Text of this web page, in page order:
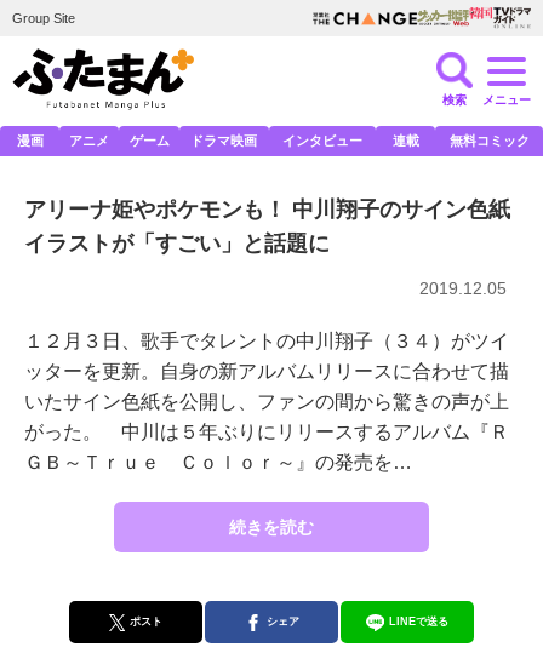
Group Site
検索 メニュー
漫画 アニメ ゲーム ドラマ映画 インタビュー 連載 無料コミック
アリーナ姫やポケモンも！ 中川翔子のサイン色紙
イラストが「すごい」と話題に
2019.12.05
１２月３日、歌手でタレントの中川翔子（３４）がツイ
ッターを更新。自身の新アルバムリリースに合わせて描
いたサイン色紙を公開し、ファンの間から驚きの声が上
がった。 中川は５年ぶりにリリースするアルバム『Ｒ
ＧＢ～Ｔｒｕｅ Ｃｏｌｏｒ～』の発売を…
続きを読む
ポスト シェア LINEで送る